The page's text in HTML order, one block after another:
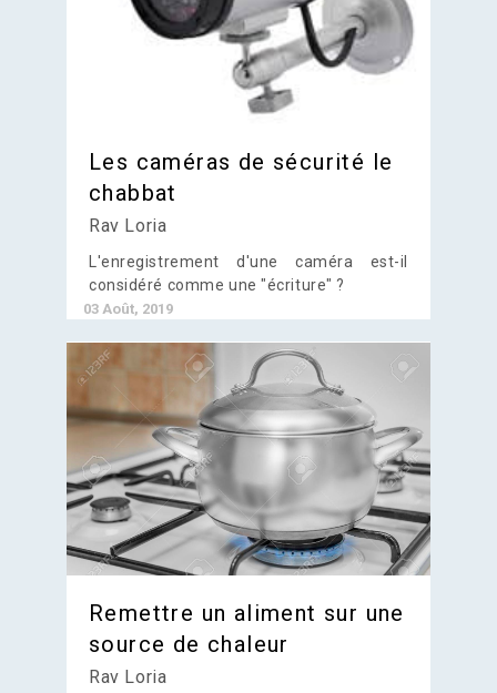
Les caméras de sécurité le
chabbat
Rav Loria
L'enregistrement d'une caméra est-il
considéré comme une "écriture" ?
03 Août, 2019
Remettre un aliment sur une
source de chaleur
Rav Loria